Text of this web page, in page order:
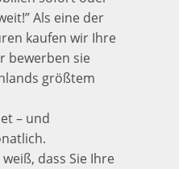
Als eine der
kaufen wir Ihre
bewerben sie
größtem
– und
dass Sie Ihre